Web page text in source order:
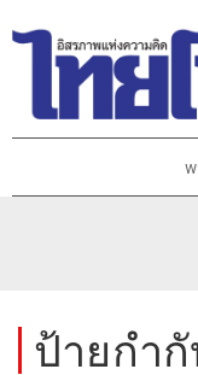
ป้ายกำกั